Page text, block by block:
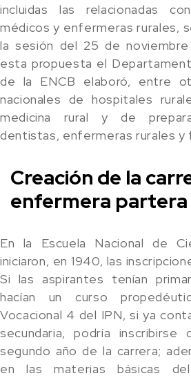
incluidas las relacionadas
médicos y enfermeras rurales,
la sesión del 25 de
esta propuesta el
de la ENCB elaboró, entre
nacionales de hospitales
medicina rural y de
dentistas, enfermeras rurales y
Creación de la
enfermera
En la Escuela Nacional de
iniciaron, en 1940, las
Si las aspirantes tenían
hacían un curso
Vocacional 4 del IPN, si ya
secundaria, podría
segundo año de la carrera;
en las materias básicas